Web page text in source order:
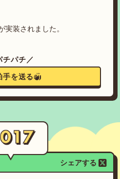
装されました。
チパチ／
手を送る
シェアする